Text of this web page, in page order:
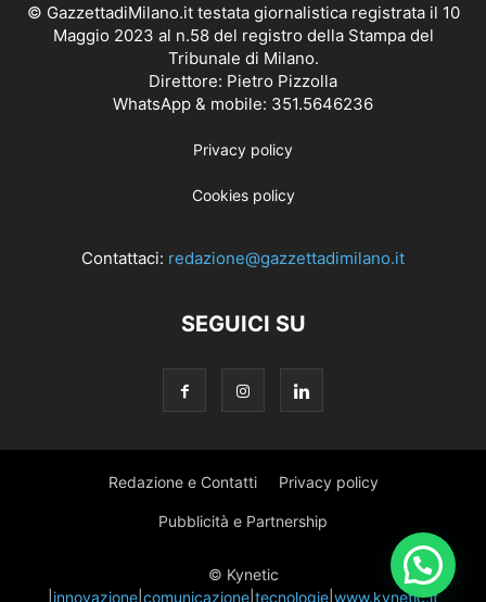
© GazzettadiMilano.it testata giornalistica registrata il 10
Maggio 2023 al n.58 del registro della Stampa del
Tribunale di Milano.
Direttore: Pietro Pizzolla
WhatsApp & mobile: 351.5646236
Privacy policy
Cookies policy
Contattaci: redazione@gazzettadimilano.it
SEGUICI SU
Redazione e Contatti Privacy policy
Pubblicità e Partnership
© Kynetic
innovazione comunicazione tecnologie www.kynetic.it